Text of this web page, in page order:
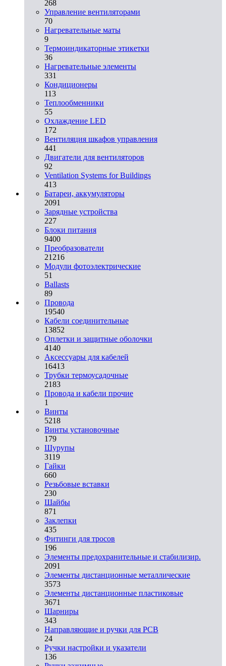
268
Управление вентиляторами
70
Нагревательные маты
9
Термоиндикаторные этикетки
36
Нагревательные элементы
331
Кондиционеры
113
Теплообменники
55
Охлаждение LED
172
Вентиляция шкафов управления
441
Двигатели для вентиляторов
92
Ventilation Systems for Buildings
413
Батареи, аккумуляторы
2091
Зарядные устройства
227
Блоки питания
9400
Преобразователи
21216
Модули фотоэлектрические
51
Ballasts
89
Провода
19540
Кабели соединительные
13852
Оплетки и защитные оболочки
4140
Аксессуары для кабелей
16413
Трубки термоусадочные
2183
Провода и кабели прочие
1
Винты
5218
Винты установочные
179
Шурупы
3119
Гайки
660
Резьбовые вставки
230
Шайбы
871
Заклепки
435
Фитинги для тросов
196
Элементы предохранительные и стабилизир.
2091
Элементы дистанционные металлические
3573
Элементы дистанционные пластиковые
3671
Шарниры
343
Направляющие и ручки для PCB
24
Ручки настройки и указатели
136